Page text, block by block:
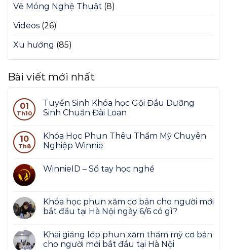
Vẽ Móng Nghệ Thuật (8)
Videos (26)
Xu hướng (85)
Bài viết mới nhất
01
Th10
Tuyển Sinh Khóa học Gội Đầu Dưỡng
Sinh Chuẩn Đài Loan
10
Th8
Khóa Học Phun Thêu Thẩm Mỹ Chuyên
Nghiệp Winnie
WinnieID – Sổ tay học nghề
Khóa học phun xăm cơ bản cho người mới
bắt đầu tại Hà Nội ngày 6/6 có gì?
Khai giảng lớp phun xăm thẩm mỹ cơ bản
cho người mới bắt đầu tại Hà Nội